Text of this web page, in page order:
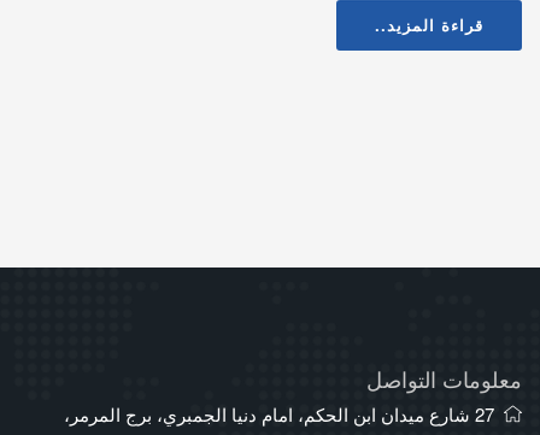
قراءة المزيد..
معلومات التواصل
27 شارع ميدان ابن الحكم، امام دنيا الجمبري، برج المرمر،